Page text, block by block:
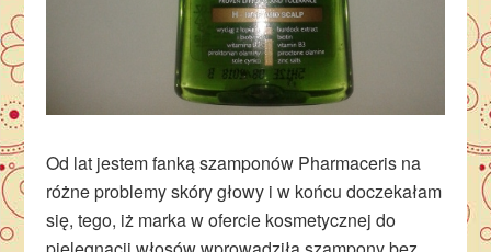
Od lat jestem fanką szamponów Pharmaceris na
różne problemy skóry głowy i w końcu doczekałam
się, tego, iż marka w ofercie kosmetycznej do